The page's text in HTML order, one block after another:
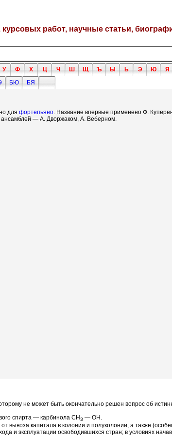
работ, научные статьи,
У Ф Х Ц Ч Ш Щ Ъ Ы Ь Э Ю Я
БЮ БЯ
для фортепьяно. Название впервые применено Ф.
ансамблей — А. Дворжаком, А. Веберном.
не может быть окончательно решен вопрос об
спирта — карбинола CH3 — OH.
вывоза капитала в колонии и полуколонии, а также
и эксплуатации освободившихся стран; в условиях